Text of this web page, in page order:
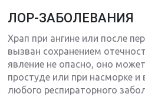
ЛОР-ЗАБОЛЕВАНИЯ
Храп при ангине или после
вызван сохранением
явление не опасно, оно
простуде или при насморке и
любого респираторного